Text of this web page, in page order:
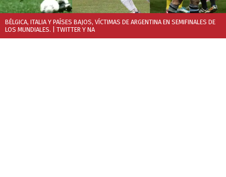
BÉLGICA, ITALIA Y PAÍSES BAJOS, VÍCTIMAS DE ARGENTINA EN SEMIFINALES DE
LOS MUNDIALES. | TWITTER Y NA